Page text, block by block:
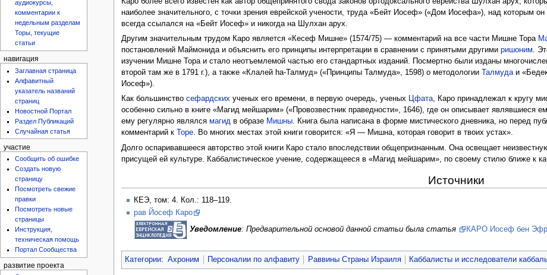
наиболее значительного, с точки зрения еврейской учености, труда «Бейт Иосеф» («Дом Иосефа»), над которым
всегда ссылался на «Бейт Иосеф» и никогда на Шулхан арух.
Другим значительным трудом Каро является «Кесеф Мишне» (1574/75) — комментарий на все части Мишне Тора
постановлений Маймонида и объяснить его принципы интерпретации в сравнении с принятыми другимиришоним.
изучении Мишне Тора и стало неотъемлемой частью его стандартных изданий. Посмертно были изданы
второй там же в 1791 г.), а также «Клалей hа-Талмуд» («Принципы Талмуда», 1598) о методологии
Талмудаи
Иосеф»).
Как большинствосефардских ученых его времени, в первую очередь, ученых Цфата, Каро принадлежал к кругу
особенно сильно в книге «Магид мейшарим» («Провозвестник праведности», 1646), где он описывает являвшиеся
ему регулярно являлсямагид в образе Мишны. Книга была написана в форме мистического дневника, но перед
комментарий к
Торе. Во многих местах этой книги говорится: «Я — Мишна, которая говорит в твоих устах».
Долго оспаривавшееся авторство этой книги Каро стало впоследствии общепризнанным. Она освещает
присущей ей культуре. Каббалистическое учение, содержащееся в «Магид мейшарим», по своему стилю ближе к
Источники
КЕЭ, том: 4. Кол.: 118–119.
рав Йосеф Каро
Уведомление: Предварительной основой данной статьи была статья КАРО Иосеф бен
Категории: Ахроним Персоналии по алфавиту Раввины Страны Израиля Каббалисты и исследователи
аудиокурсы,
комментарии к
недельным разделам
Торы, текущие
статьи
навигация
Заглавная страница
Алфавитный
указатель названий
страниц
Новостной Портал
Раздел Публикаций
Случайная статья
участие
Сообщить об ошибке
Создать новую
страницу
Посмотреть свежие
правки
Посмотреть новые
страницы
Инструкция,
техническая помощь
Портал Сообщества
развитие проекта